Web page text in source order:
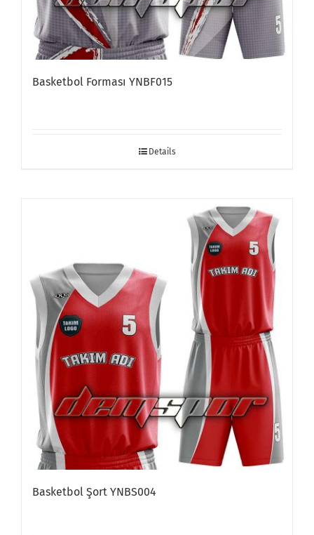
Basketbol Forması YNBF015
Details
Basketbol Şort YNBS004